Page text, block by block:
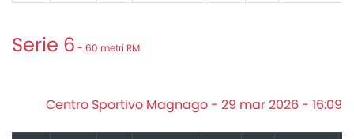
Serie 6 - 60 metri RM
Centro Sportivo Magnago - 29 mar 2026 - 16:09